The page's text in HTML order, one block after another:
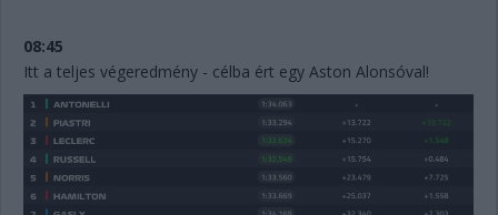
08:45
Itt a teljes végeredmény - célba ért egy Aston Alonsóval!